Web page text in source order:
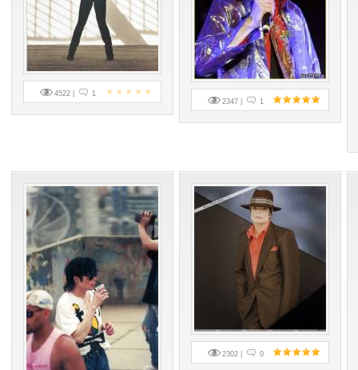
4522 |
1
2347 |
1
2302 | 0